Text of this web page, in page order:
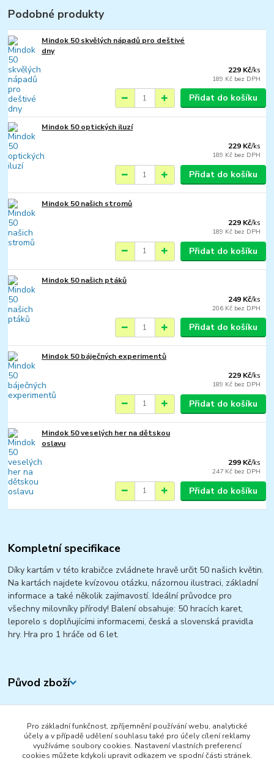
Podobné produkty
Mindok 50 skvělých nápadů pro deštivé
dny
229 Kč/ks
189 Kč bez DPH
Přidat do košíku
Mindok 50 optických iluzí
229 Kč/ks
189 Kč bez DPH
Přidat do košíku
Mindok 50 našich stromů
229 Kč/ks
189 Kč bez DPH
Přidat do košíku
Mindok 50 našich ptáků
249 Kč/ks
206 Kč bez DPH
Přidat do košíku
Mindok 50 báječných experimentů
229 Kč/ks
189 Kč bez DPH
Přidat do košíku
Mindok 50 veselých her na dětskou
oslavu
299 Kč/ks
247 Kč bez DPH
Přidat do košíku
Kompletní specifikace
Díky kartám v této krabičce zvládnete hravě určit 50 našich květin.
Na kartách najdete kvízovou otázku, názornou ilustraci, základní
informace a také několik zajímavostí. Ideální průvodce pro
všechny milovníky přírody! Balení obsahuje: 50 hracích karet,
leporelo s doplňujícími informacemi, česká a slovenská pravidla
hry. Hra pro 1 hráče od 6 let.
Původ zboží
Zboží zařazeno v kategoriích
HRY A HLAVOLAMY
OUTDOOROVÉ HRY
Pro základní funkčnost, zpříjemnění používání webu, analytické
účely a v případě udělení souhlasu také pro účely cílení reklamy
využíváme soubory cookies. Nastavení vlastních preferencí
cookies můžete kdykoli upravit odkazem ve spodní části stránek.